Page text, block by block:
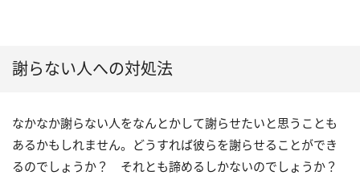
謝らない人への対処法
なかなか謝らない人をなんとかして謝らせたいと思うことも
あるかもしれません。どうすれば彼らを謝らせることができ
るのでしょうか？ それとも諦めるしかないのでしょうか？